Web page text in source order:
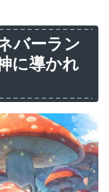
バーラン
に導かれ